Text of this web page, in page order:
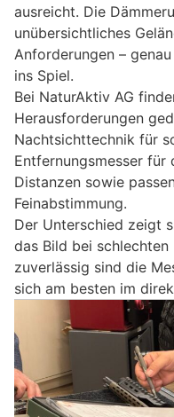
ausreicht. Die
unübersichtliches
Anforderungen –
ins Spiel.
Bei NaturAktiv AG
Herausforderungen
Nachtsichttechnik für
Entfernungsmesser für
Distanzen sowie
Feinabstimmung.
Der Unterschied zeigt
das Bild bei
zuverlässig sind die
sich am besten im